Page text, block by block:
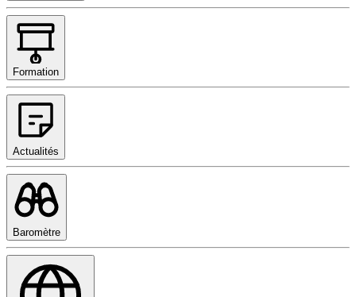
Formation
Actualités
Baromètre